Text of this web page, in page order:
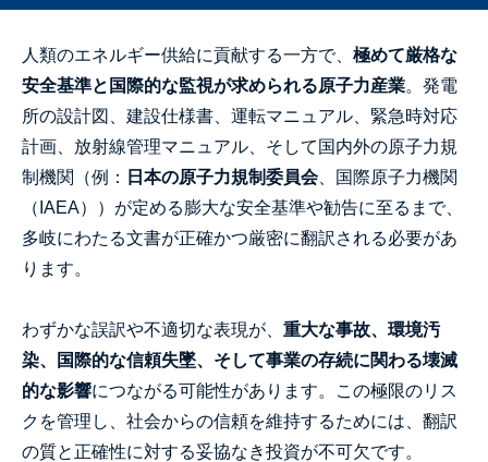
人類のエネルギー供給に貢献する一方で、 極めて厳格な
安全基準と国際的な監視が求められる原子力産業。発電
所の設計図、建設仕様書、運転マニュアル、緊急時対応
計画、放射線管理マニュアル、そして国内外の原子力規
制機関（例：
日本の原子力規制委員会、国際原子力機関
（IAEA））が定める膨大な安全基準や勧告に至るまで、
多岐にわたる文書が正確かつ厳密に翻訳される必要があ
ります。
わずかな誤訳や不適切な表現が、 重大な事故、環境汚
染、国際的な信頼失墜、そして事業の存続に関わる壊滅
的な影響につながる可能性があります。この極限のリス
クを管理し、社会からの信頼を維持するためには、翻訳
の質と正確性に対する妥協なき投資が不可欠です。